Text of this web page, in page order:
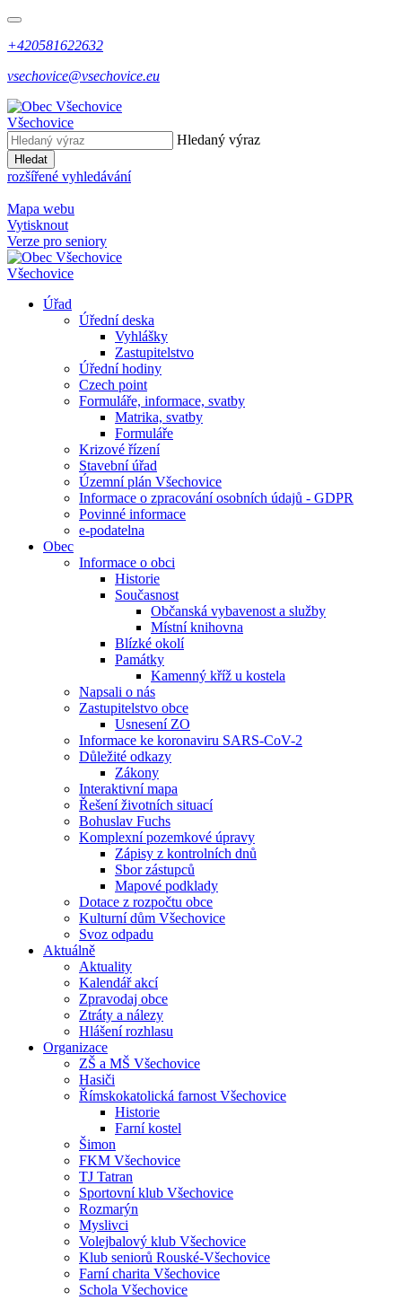
+420581622632
vsechovice@vsechovice.eu
Všechovice
Hledaný výraz
Hledat
rozšířené vyhledávání
Mapa webu
Vytisknout
Verze pro seniory
Všechovice
Úřad
Úřední deska
Vyhlášky
Zastupitelstvo
Úřední hodiny
Czech point
Formuláře, informace, svatby
Matrika, svatby
Formuláře
Krizové řízení
Stavební úřad
Územní plán Všechovice
Informace o zpracování osobních údajů - GDPR
Povinné informace
e-podatelna
Obec
Informace o obci
Historie
Současnost
Občanská vybavenost a služby
Místní knihovna
Blízké okolí
Památky
Kamenný kříž u kostela
Napsali o nás
Zastupitelstvo obce
Usnesení ZO
Informace ke koronaviru SARS-CoV-2
Důležité odkazy
Zákony
Interaktivní mapa
Řešení životních situací
Bohuslav Fuchs
Komplexní pozemkové úpravy
Zápisy z kontrolních dnů
Sbor zástupců
Mapové podklady
Dotace z rozpočtu obce
Kulturní dům Všechovice
Svoz odpadu
Aktuálně
Aktuality
Kalendář akcí
Zpravodaj obce
Ztráty a nálezy
Hlášení rozhlasu
Organizace
ZŠ a MŠ Všechovice
Hasiči
Římskokatolická farnost Všechovice
Historie
Farní kostel
Šimon
FKM Všechovice
TJ Tatran
Sportovní klub Všechovice
Rozmarýn
Myslivci
Volejbalový klub Všechovice
Klub seniorů Rouské-Všechovice
Farní charita Všechovice
Schola Všechovice